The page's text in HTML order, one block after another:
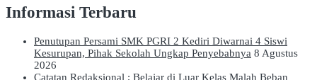
Informasi Terbaru
Penutupan Persami SMK PGRI 2 Kediri Diwarnai 4 Siswi
Kesurupan, Pihak Sekolah Ungkap Penyebabnya 8 Agustus
2026
Catatan Redaksional ; Belajar di Luar Kelas Malah Beban